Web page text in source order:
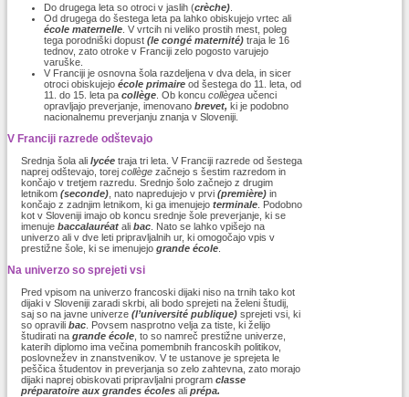
Do drugega leta so otroci v jaslih (crèche)
Od drugega do šestega leta pa lahko obiskujejo vrtec ali
école maternelle . V vrtcih ni veliko prostih mest, poleg
tega porodniški dopust (le congé maternité) traja le 16
tednov, zato otroke v Franciji zelo pogosto varujejo
varuške.
V Franciji je osnovna šola razdeljena v dva dela, in sicer
otroci obiskujejo école primaire od šestega do 11. leta, od
11. do 15. leta pa collège . Ob koncu collègea učenci
opravljajo preverjanje, imenovano brevet, ki je podobno
nacionalnemu preverjanju znanja v Sloveniji.
V Franciji razrede odštevajo
Srednja šola ali lycée traja tri leta. V Franciji razrede od šestega
naprej odštevajo, torej collège začnejo s šestim razredom in
končajo v tretjem razredu. Srednjo šolo začnejo z drugim
letnikom (seconde) , nato napredujejo v prvi (première) in
končajo z zadnjim letnikom, ki ga imenujejo terminale . Podobno
kot v Sloveniji imajo ob koncu srednje šole preverjanje, ki se
imenuje baccalauréat ali bac . Nato se lahko vpišejo na
univerzo ali v dve leti pripravljalnih ur, ki omogočajo vpis v
prestižne šole, ki se imenujejo grande école
Na univerzo so sprejeti vsi
Pred vpisom na univerzo francoski dijaki niso na trnih tako kot
dijaki v Sloveniji zaradi skrbi, ali bodo sprejeti na želeni študij,
saj so na javne univerze (l’université publique) sprejeti vsi, ki
so opravili bac . Povsem nasprotno velja za tiste, ki želijo
študirati na grande école , to so namreč prestižne univerze,
katerih diplomo ima večina pomembnih francoskih politikov,
poslovnežev in znanstvenikov. V te ustanove je sprejeta le
peščica študentov in preverjanja so zelo zahtevna, zato morajo
dijaki naprej obiskovati pripravljalni program classe
préparatoire aux grandes écoles ali prépa.